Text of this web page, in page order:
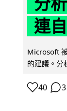
連
Microsoft
的建議。分
40 3